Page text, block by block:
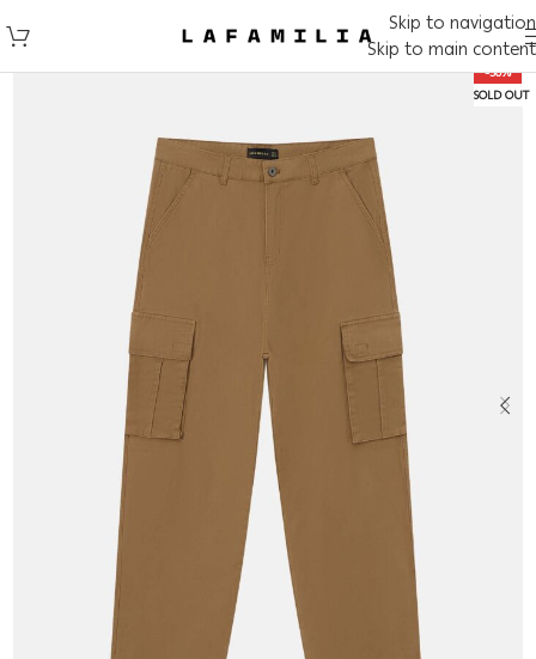
Skip to navigation
Skip to main content
-50%
SOLD OUT